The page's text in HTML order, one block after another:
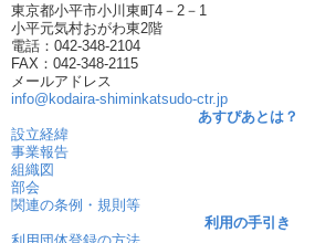
東京都小平市小川東町4－2－1
小平元気村おがわ東2階
電話：042-348-2104
FAX：042-348-2115
メールアドレス
info@kodaira-shiminkatsudo-ctr.jp
あすぴあとは？
設立経緯
事業報告
組織図
部会
関連の条例・規則等
利用の手引き